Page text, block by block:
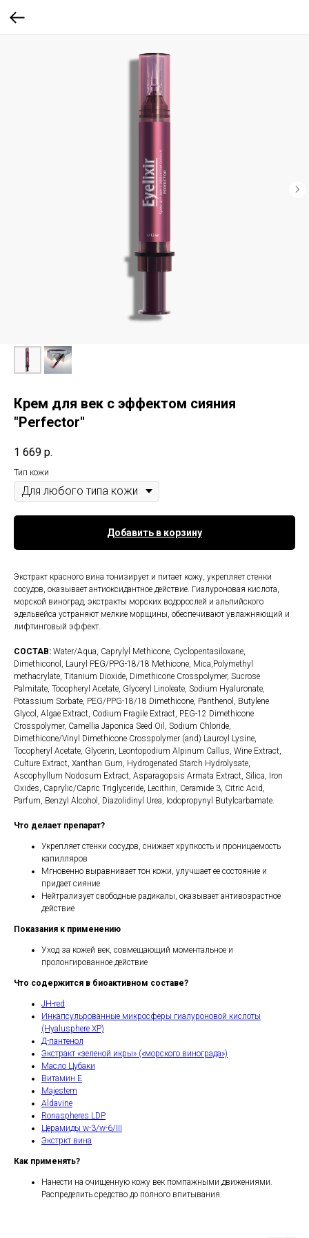
Крем для век с эффектом сияния
"Perfector"
1 669 р.
Тип кожи
Добавить в корзину
Экстракт красного вина тонизирует и питает кожу, укрепляет стенки
сосудов, оказывает антиоксидантное действие. Гиалуроновая кислота,
морской виноград, экстракты морских водорослей и альпийского
эдельвейса устраняют мелкие морщины, обеспечивают увлажняющий и
лифтинговый эффект.
СОСТАВ: Water/Aqua, Caprylyl Methicone, Cyclopentasiloxane,
Dimethiconol, Lauryl PEG/PPG-18/18 Methicone, Mica,Polymethyl
methacrylate, Titanium Dioxide, Dimethicone Crosspolymer, Sucrose
Palmitate, Tocopheryl Acetate, Glyceryl Linoleate, Sodium Hyaluronate,
Potassium Sorbate, PEG/PPG-18/18 Dimethicone, Panthenol, Butylene
Glycol, Algae Extract, Codium Fragile Extract, PEG-12 Dimethicone
Crosspolymer, Camellia Japonica Seed Oil, Sodium Chloride,
Dimethicone/Vinyl Dimethicone Crosspolymer (and) Lauroyl Lysine,
Tocopheryl Acetate, Glycerin, Leontopodium Alpinum Callus, Wine Extract,
Culture Extract, Xanthan Gum, Hydrogenated Starch Hydrolysate,
Ascophyllum Nodosum Extract, Asparagopsis Armata Extract, Silica, Iron
Oxides, Caprylic/Capric Triglyceride, Lecithin, Ceramide 3, Citric Acid,
Parfum, Benzyl Alcohol, Diazolidinyl Urea, Iodopropynyl Butylcarbamate.
Что делает препарат?
Укрепляет стенки сосудов, снижает хрупкость и проницаемость
капилляров
Мгновенно выравнивает тон кожи, улучшает ее состояние и
придает сияние
Нейтрализует свободные радикалы, оказывает антивозрастное
действие
Показания к применению
Уход за кожей век, совмещающий моментальное и
пролонгированное действие
Что содержится в биоактивном составе?
JH-red
Инкапсульрованные микросферы гиалуроновой кислоты
(Hyalusphere XP)
Д-пантенол
Экстракт «зеленой икры» («морского винограда»)
Масло Цубаки
Витамин Е
Majestem
Aldavine
Ronaspheres LDP
Церамиды w-3/w-6/III
Экстркт вина
Как применять?
Нанести на очищенную кожу век помпажными движениями.
Распределить средство до полного впитывания.